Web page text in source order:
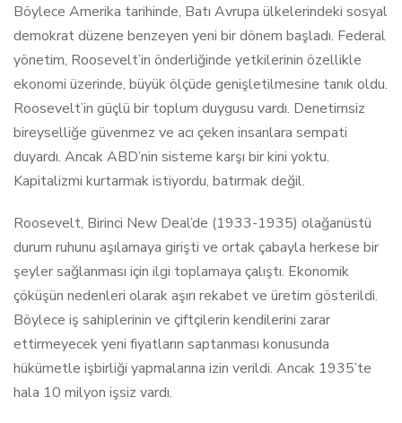
Böylece Amerika tarihinde, Batı Avrupa ülkelerindeki sosyal
demokrat düzene benzeyen yeni bir dönem başladı. Federal
yönetim, Roosevelt’in önderliğinde yetkilerinin özellikle
ekonomi üzerinde, büyük ölçüde genişletilmesine tanık oldu.
Roosevelt’in güçlü bir toplum duygusu vardı. Denetimsiz
bireyselliğe güvenmez ve acı çeken insanlara sempati
duyardı. Ancak ABD’nin sisteme karşı bir kini yoktu.
Kapitalizmi kurtarmak istiyordu, batırmak değil.
Roosevelt, Birinci New Deal’de (1933-1935) olağanüstü
durum ruhunu aşılamaya girişti ve ortak çabayla herkese bir
şeyler sağlanması için ilgi toplamaya çalıştı. Ekonomik
çöküşün nedenleri olarak aşırı rekabet ve üretim gösterildi.
Böylece iş sahiplerinin ve çiftçilerin kendilerini zarar
ettirmeyecek yeni fiyatların saptanması konusunda
hükümetle işbirliği yapmalarına izin verildi. Ancak 1935’te
hala 10 milyon işsiz vardı.